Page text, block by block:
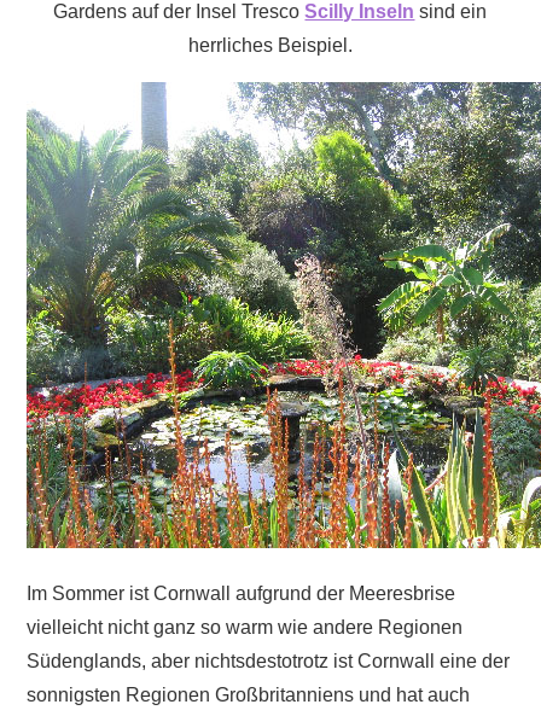
Gardens auf der Insel TrescoScilly Inseln sind ein
herrliches Beispiel.
Im Sommer ist Cornwall aufgrund der Meeresbrise
vielleicht nicht ganz so warm wie andere Regionen
Südenglands, aber nichtsdestotrotz ist Cornwall eine der
sonnigsten Regionen Großbritanniens und hat auch